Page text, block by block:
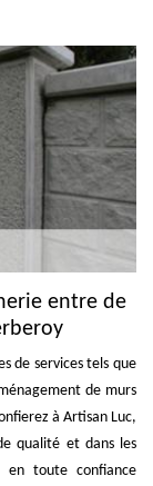
entre de
de services tels que
de murs
à Artisan Luc,
qualité et dans les
en toute confiance